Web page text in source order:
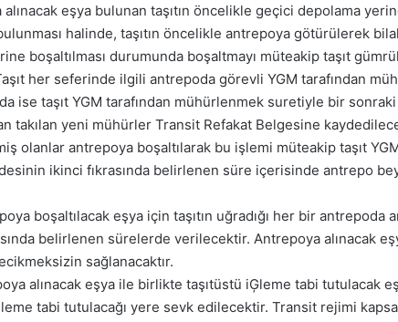
alınacak eşya bulunan taşıtın öncelikle geçici depolama
halinde, taşıtın öncelikle antrepoya götürülerek
boşaltılması durumunda boşaltmayı müteakip taşıt
her seferinde ilgili antrepoda görevli YGM tarafından
ise taşıt YGM tarafından mühürlenmek suretiyle bir
takılan yeni mühürler Transit Refakat Belgesine
olanlar antrepoya boşaltılarak bu işlemi müteakip taşıt
ikinci fıkrasında belirlenen süre içerisinde antrepo
boşaltılacak eşya için taşıtın uğradığı her bir
belirlenen sürelerde verilecektir. Antrepoya alınacak
sağlanacaktır.
alınacak eşya ile birlikte taşıtüstü iĢleme tabi tutulacak
tabi tutulacağı yere sevk edilecektir. Transit rejimi